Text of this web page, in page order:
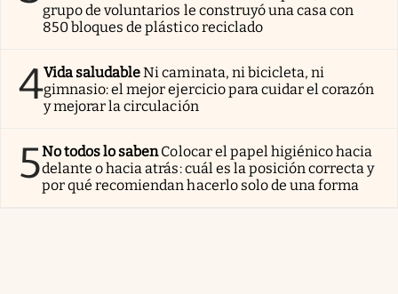
grupo de voluntarios le construyó una casa con
850 bloques de plástico reciclado
4Vida saludableNi caminata, ni bicicleta, ni
gimnasio: el mejor ejercicio para cuidar el corazón
y mejorar la circulación
5No todos lo sabenColocar el papel higiénico hacia
delante o hacia atrás: cuál es la posición correcta y
por qué recomiendan hacerlo solo de una forma